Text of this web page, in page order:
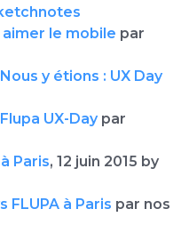
aimer le mobile par
Nous y étions : UX Day
UX-Day par
Paris, 12 juin 2015 by
FLUPA à Paris par nos